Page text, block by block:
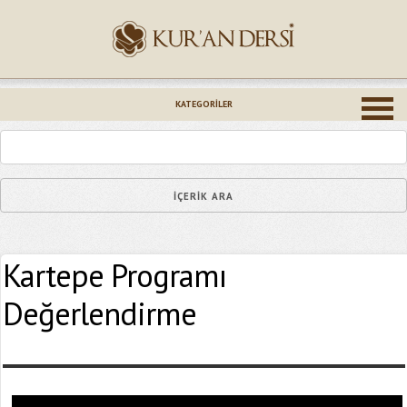
KATEGORILER
Kartepe Programı
Değerlendirme
Epostanız (*)
Yaşadığınız Hatanın Ayrıntıları